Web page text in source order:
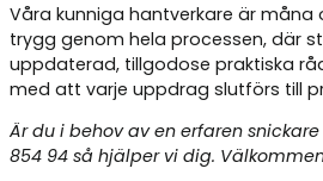
Våra kunniga hantverkare är
trygg genom hela processen, där
uppdaterad, tillgodose praktiska
med att varje uppdrag slutförs till
Är du i behov av en erfaren
854 94 så hjälper vi dig.